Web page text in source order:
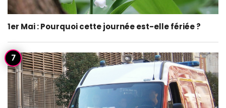
1er Mai : Pourquoi cette journée est-elle fériée ?